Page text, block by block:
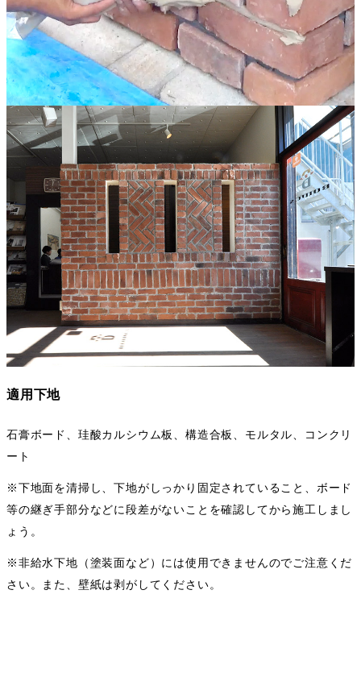
適用下地
石膏ボード、珪酸カルシウム板、構造合板、モルタル、コンクリ
ート
※下地面を清掃し、下地がしっかり固定されていること、ボード
等の継ぎ手部分などに段差がないことを確認してから施工しまし
ょう。
※非給水下地（塗装面など）には使用できませんのでご注意くだ
さい。また、壁紙は剥がしてください。